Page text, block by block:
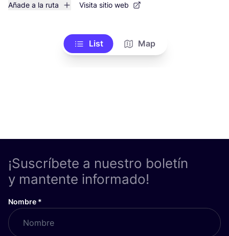
Añade a la ruta Visita sitio web
List Map
¡Suscríbete a nuestro boletín
y mantente informado!
Nombre *